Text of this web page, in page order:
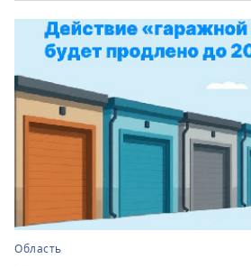
Область